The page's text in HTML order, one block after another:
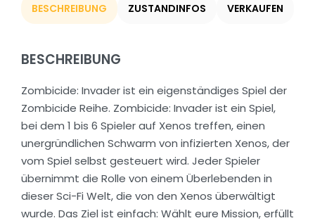
BESCHREIBUNG ZUSTANDINFOS VERKAUFEN
BESCHREIBUNG
Zombicide: Invader ist ein eigenständiges Spiel der
Zombicide Reihe. Zombicide: Invader ist ein Spiel,
bei dem 1 bis 6 Spieler auf Xenos treffen, einen
unergründlichen Schwarm von infizierten Xenos, der
vom Spiel selbst gesteuert wird. Jeder Spieler
übernimmt die Rolle von einem Überlebenden in
dieser Sci-Fi Welt, die von den Xenos überwältigt
wurde. Das Ziel ist einfach: Wählt eure Mission, erfüllt